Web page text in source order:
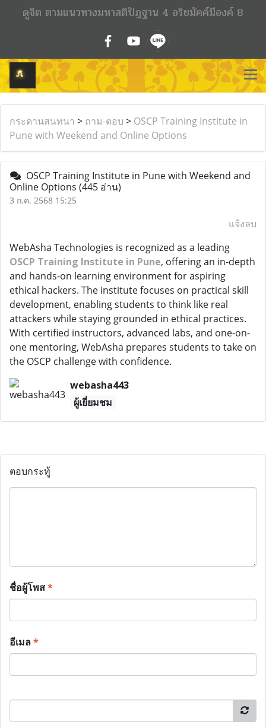
ดูจิต ตามแนวทางมหาสติปัฏฐาน 4 อริยมัคค์มีองค์ 8
กระดานสนทนา > ถาม-ตอบ > OSCP Training Institute in
Pune with Weekend and Online Options
OSCP Training Institute in Pune with Weekend and
Online Options (445 อ่าน)
3 ก.ค. 2568 15:25
แจ้งลบ
WebAsha Technologies is recognized as a leading
OSCP Training Institute in Pune, offering an in-depth
and hands-on learning environment for aspiring
ethical hackers. The institute focuses on practical skill
development, enabling students to think like real
attackers while staying grounded in ethical practices.
With certified instructors, advanced labs, and one-on-
one mentoring, WebAsha prepares students to take on
the OSCP challenge with confidence.
webasha443
ผู้เยี่ยมชม
ตอบกระทู้
ชื่อผู้โพส*
อีเมล*